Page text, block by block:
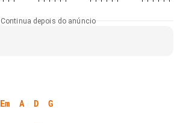
Continua depois do anúncio
Em A D G